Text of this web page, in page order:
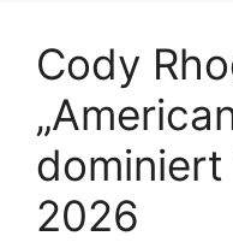
Cody
dominiert
2026